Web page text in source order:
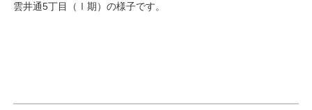
雲井通5丁目（Ⅰ期）の様子です。